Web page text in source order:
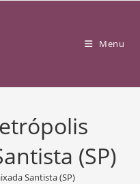
Menu
(SP)
Santista (SP)